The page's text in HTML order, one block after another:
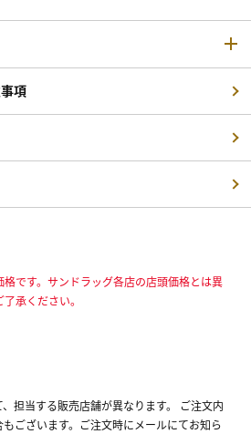
項
です。サンドラッグ各店の店頭価格とは異
承ください。
担当する販売店舗が異なります。 ご注文内
ございます。ご注文時にメールにてお知ら